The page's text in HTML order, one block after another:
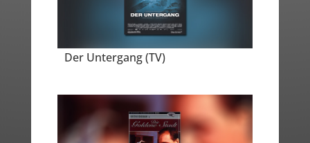
Der Untergang (TV)